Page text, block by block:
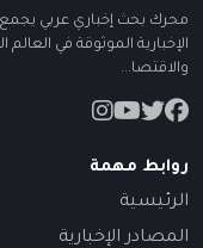
محرك بحث إخباري عربي يجمع
الإخبارية الموثوقة في
والاقتصا...
روابط مهمة
الرئيسية
المصادر الإخبارية